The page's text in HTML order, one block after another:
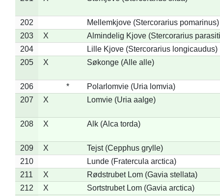
202
Mellemkjove (Stercorarius pomarinus)
203
X
Almindelig Kjove (Stercorarius
204
Lille Kjove (Stercorarius longicaudus)
205
X Søkonge (Alle alle)
206 *
Polarlomvie (Uria lomvia)
207
X Lomvie (Uria aalge)
208 X Alk (Alca torda)
209 X
Tejst (Cepphus grylle)
210
Lunde (Fratercula arctica)
211
X
Rødstrubet Lom (Gavia stellata)
212
X
Sortstrubet Lom (Gavia arctica)